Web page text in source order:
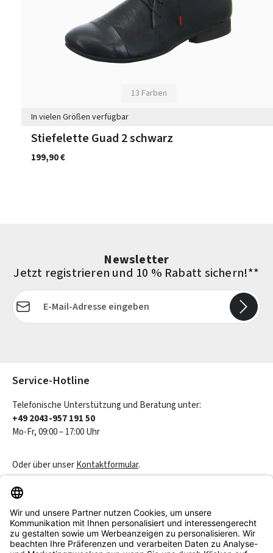
13 Farben
In vielen Größen verfügbar
Stiefelette Guad 2 schwarz
199,90 €
Newsletter
Jetzt registrieren und 10 % Rabatt sichern!**
E-Mail-Adresse*
Service-Hotline
Telefonische Unterstützung und Beratung unter:
+49 2043-957 191 50
Mo-Fr, 09:00 – 17:00 Uhr
Oder über unserKontaktformular.
Service & Beratung